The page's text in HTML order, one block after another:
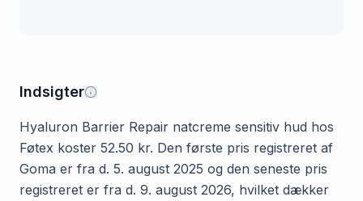
Indsigter
Hyaluron Barrier Repair natcreme sensitiv hud hos
Føtex koster 52.50 kr. Den første pris registreret af
Goma er fra d. 5. august 2025 og den seneste pris
registreret er fra d. 9. august 2026, hvilket dækker